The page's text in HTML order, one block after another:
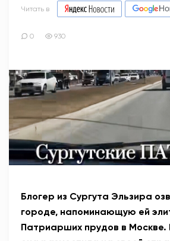
Читать в
0 930
Блогер из Сургута Эльзира
городе, напоминающую ей
Патриарших прудов в Москве.